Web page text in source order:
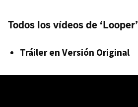
Todos los vídeos de ‘Looper’
Tráiler en Versión Original